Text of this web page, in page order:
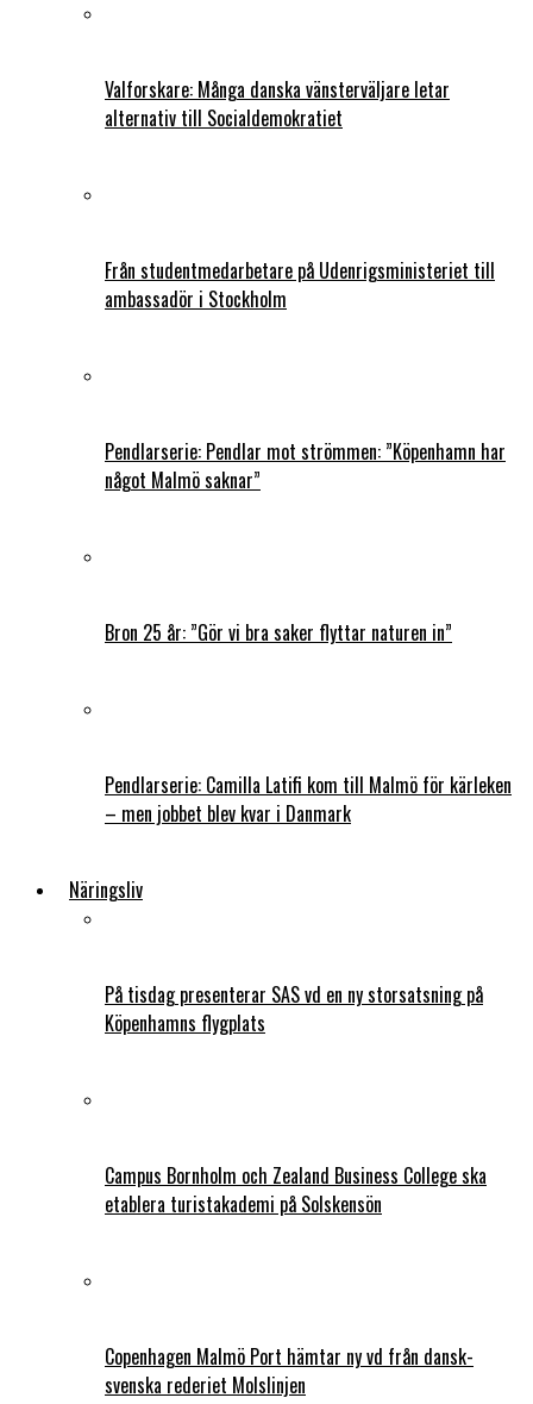
Valforskare: Många danska vänsterväljare letar
alternativ till Socialdemokratiet
Från studentmedarbetare på Udenrigsministeriet till
ambassadör i Stockholm
Pendlarserie: Pendlar mot strömmen: ”Köpenhamn har
något Malmö saknar”
Bron 25 år: ”Gör vi bra saker flyttar naturen in”
Pendlarserie: Camilla Latifi kom till Malmö för kärleken
– men jobbet blev kvar i Danmark
Näringsliv
På tisdag presenterar SAS vd en ny storsatsning på
Köpenhamns flygplats
Campus Bornholm och Zealand Business College ska
etablera turistakademi på Solskensön
Copenhagen Malmö Port hämtar ny vd från dansk-
svenska rederiet Molslinjen